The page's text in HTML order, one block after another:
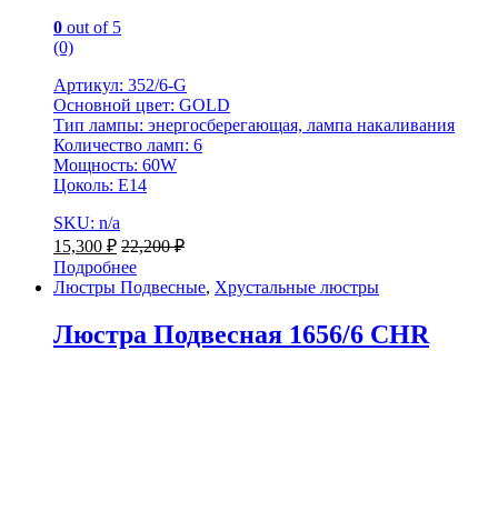
0 out of 5
(0)
Артикул: 352/6-G
Основной цвет: GOLD
Тип лампы: энергосберегающая, лампа накаливания
Количество ламп: 6
Мощность: 60W
Цоколь: Е14
SKU: n/a
15,300 ₽ 22,200₽
Подробнее
Люстры Подвесные, Хрустальные люстры
Люстра Подвесная 1656/6 CHR